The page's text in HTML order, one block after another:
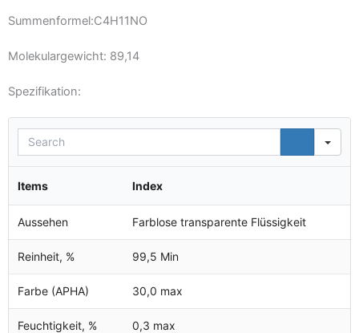
Summenformel:C4H11NO
Molekulargewicht: 89,14
Spezifikation:
Items Index
Aussehen Farblose transparente Flüssigkeit
Reinheit, % 99,5 Min
Farbe (APHA) 30,0 max
Feuchtigkeit, % 0,3 max